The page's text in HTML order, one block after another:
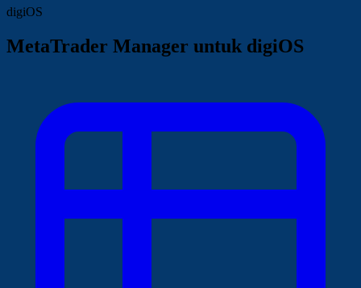
digiOS
MetaTrader Manager untuk digiOS